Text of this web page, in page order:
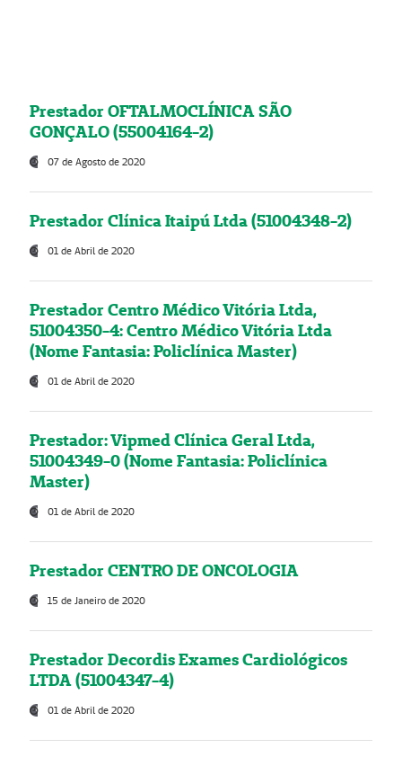
Prestador OFTALMOCLÍNICA SÃO
GONÇALO (55004164-2)
07 de Agosto de 2020
Prestador Clínica Itaipú Ltda (51004348-2)
01 de Abril de 2020
Prestador Centro Médico Vitória Ltda,
51004350-4: Centro Médico Vitória Ltda
(Nome Fantasia: Policlínica Master)
01 de Abril de 2020
Prestador: Vipmed Clínica Geral Ltda,
51004349-0 (Nome Fantasia: Policlínica
Master)
01 de Abril de 2020
Prestador CENTRO DE ONCOLOGIA
15 de Janeiro de 2020
Prestador Decordis Exames Cardiológicos
LTDA (51004347-4)
01 de Abril de 2020